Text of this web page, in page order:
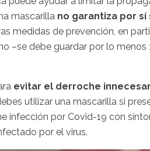
‎mascarilla no garantiza por sí
medidas de prevención, en
–se debe guardar por lo menos
evitar el ‎derroche
utilizar una mascarilla si
infección por Covid-19 ‎con
por el virus.